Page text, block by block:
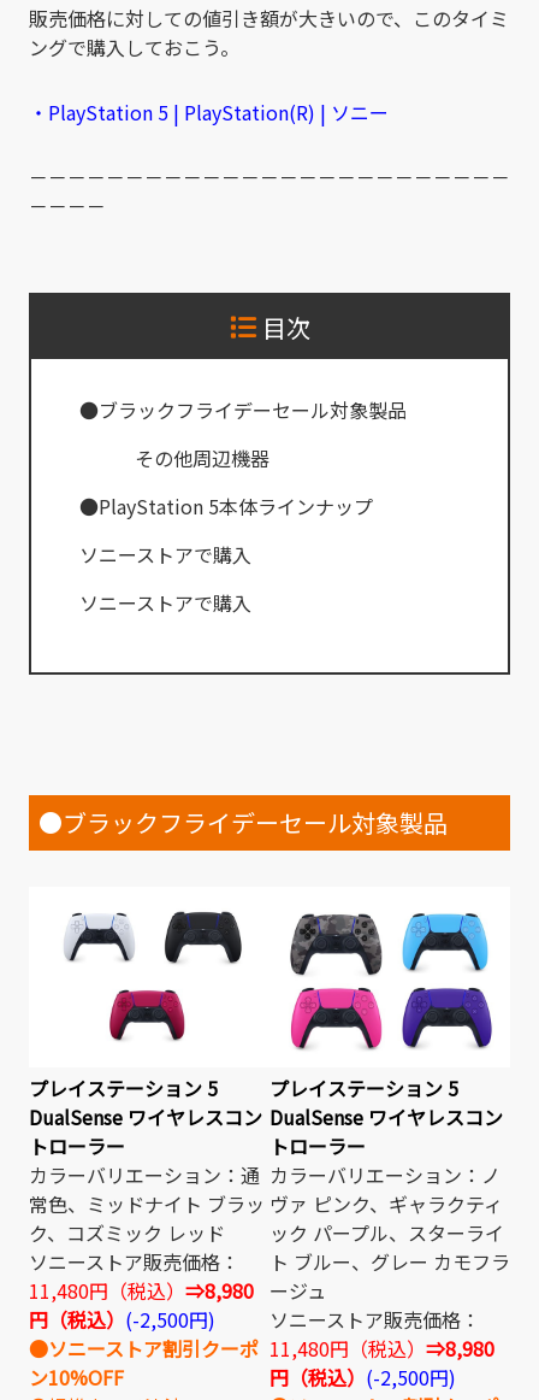
販売価格に対しての値引き額が大きいので、このタイミ
ングで購入しておこう。
・PlayStation 5 | PlayStation(R) | ソニー
－－－－－－－－－－－－－－－－－－－－－－－－－
－－－－
目次
●ブラックフライデーセール対象製品
その他周辺機器
●PlayStation 5本体ラインナップ
ソニーストアで購入
ソニーストアで購入
●ブラックフライデーセール対象製品
プレイステーション 5
DualSense ワイヤレスコン
トローラー
カラーバリエーション：通
常色、ミッドナイト ブラッ
ク、コズミック レッド
ソニーストア販売価格：
11,480円（税込） ⇒8,980
円（税込） (-2,500円)
●ソニーストア割引クーポ
ン10%OFF
プレイステーション 5
DualSense ワイヤレスコン
トローラー
カラーバリエーション：ノ
ヴァ ピンク、ギャラクティ
ック パープル、スターライ
ト ブルー、グレー カモフラ
ージュ
ソニーストア販売価格：
11,480円（税込） ⇒8,980
円（税込） (-2,500円)